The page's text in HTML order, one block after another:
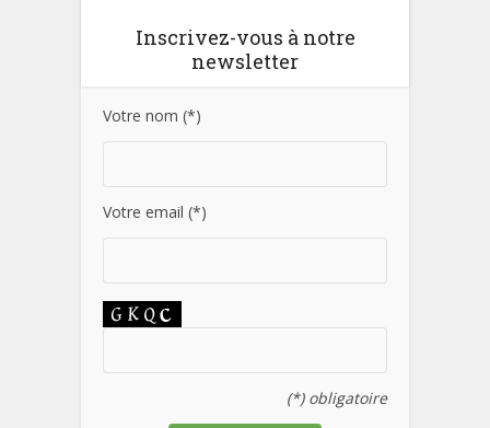
Inscrivez-vous à notre
newsletter
Votre nom (*)
Votre email (*)
(*) obligatoire